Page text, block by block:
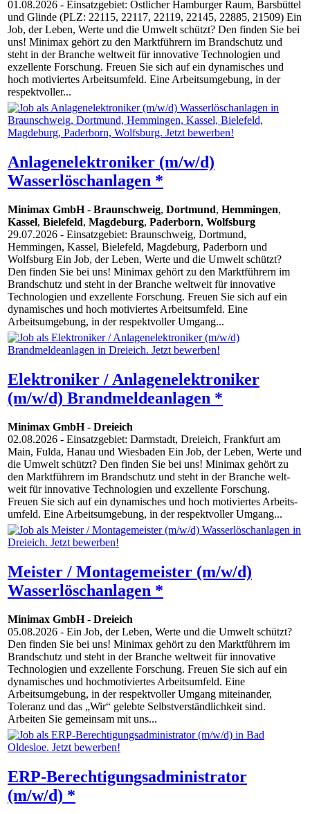
01.08.2026 - Einsatzgebiet: Östlicher Hamburger Raum, Barsbüttel
und Glinde (PLZ: 22115, 22117, 22119, 22145, 22885, 21509) Ein
Job, der Leben, Werte und die Umwelt schützt? Den finden Sie bei
uns! Minimax gehört zu den Marktführern im Brandschutz und
steht in der Branche weltweit für innovative Technologien und
exzellente Forschung. Freuen Sie sich auf ein dynamisches und
hoch motiviertes Arbeitsumfeld. Eine Arbeitsumgebung, in der
respektvoller...
Anlagenelektroniker (m/w/d)
Wasserlöschanlagen *
Minimax GmbH- Braunschweig, Dortmund, Hemmingen,
Kassel, Bielefeld, Magdeburg, Paderborn, Wolfsburg
29.07.2026 - Einsatzgebiet: Braunschweig, Dortmund,
Hemmingen, Kassel, Bielefeld, Magdeburg, Paderborn und
Wolfsburg Ein Job, der Leben, Werte und die Umwelt schützt?
Den finden Sie bei uns! Minimax gehört zu den Marktführern im
Brandschutz und steht in der Branche weltweit für innovative
Technologien und exzellente Forschung. Freuen Sie sich auf ein
dynamisches und hoch motiviertes Arbeitsumfeld. Eine
Arbeitsumgebung, in der respektvoller Umgang...
Elektroniker / Anlagenelektroniker
(m/w/d) Brandmeldeanlagen *
Minimax GmbH- Dreieich
02.08.2026 - Einsatzgebiet: Darmstadt, Dreieich, Frankfurt am
Main, Fulda, Hanau und Wiesbaden Ein Job, der Leben, Werte und
die Umwelt schützt? Den finden Sie bei uns! Minimax gehört zu
den Markt­führern im Brand­schutz und steht in der Branche welt­
weit für inno­vative Techno­logien und exzellente Forschung.
Freuen Sie sich auf ein dynamisches und hoch­ motiviertes Arbeits­
umfeld. Eine Arbeits­umgebung, in der respekt­voller Umgang...
Meister / Montagemeister (m/w/d)
Wasserlöschanlagen *
Minimax GmbH- Dreieich
05.08.2026 - Ein Job, der Leben, Werte und die Umwelt schützt?
Den finden Sie bei uns! Minimax gehört zu den Marktführern im
Brandschutz und steht in der Branche weltweit für innovative
Technologien und exzellente Forschung. Freuen Sie sich auf ein
dynamisches und hochmotiviertes Arbeitsumfeld. Eine
Arbeitsumgebung, in der respektvoller Umgang miteinander,
Toleranz und das „Wir“ gelebte Selbstverständlichkeit sind.
Arbeiten Sie gemeinsam mit uns...
ERP-Berechtigungsadministrator
(m/w/d) *